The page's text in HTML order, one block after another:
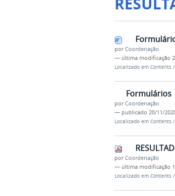
porCoordenação
— última modificação
Localizado em Contents /
Formulários
porCoordenação
— publicado 20/11/
Localizado em Contents /
porCoordenação
— última modificação
Localizado em Contents /